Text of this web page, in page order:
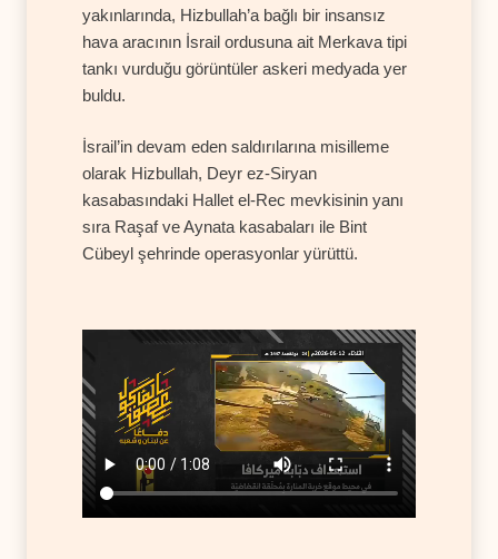
yakınlarında, Hizbullah’a bağlı bir insansız
hava aracının İsrail ordusuna ait Merkava tipi
tankı vurduğu görüntüler askeri medyada yer
buldu.
İsrail’in devam eden saldırılarına misilleme
olarak Hizbullah, Deyr ez-Siryan
kasabasındaki Hallet el-Rec mevkisinin yanı
sıra Raşaf ve Aynata kasabaları ile Bint
Cübeyl şehrinde operasyonlar yürüttü.